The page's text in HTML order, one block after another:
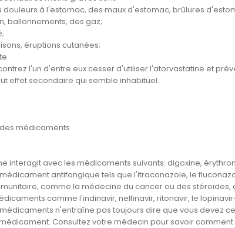
douleurs à l'estomac, des maux d'estomac, brûlures
ballonnements, des gaz;
éruptions cutanées;
l'un d'entre eux cesser d'utiliser l'atorvastatine et
effet secondaire qui semble inhabituel.
médicaments
interagit avec les médicaments suivants: digoxine,
antifongique tels que l'itraconazole, le
comme la médecine du cancer ou des stéroïdes,
comme l'indinavir, nelfinavir, ritonavir, le
n'entraîne pas toujours dire que vous devez
Consultez votre médecin pour savoir